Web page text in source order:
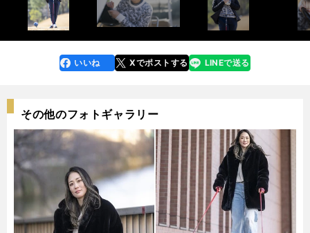
faceboo
k
いいね Xでポストする
line LINEで送る
その他のフォトギャラリー